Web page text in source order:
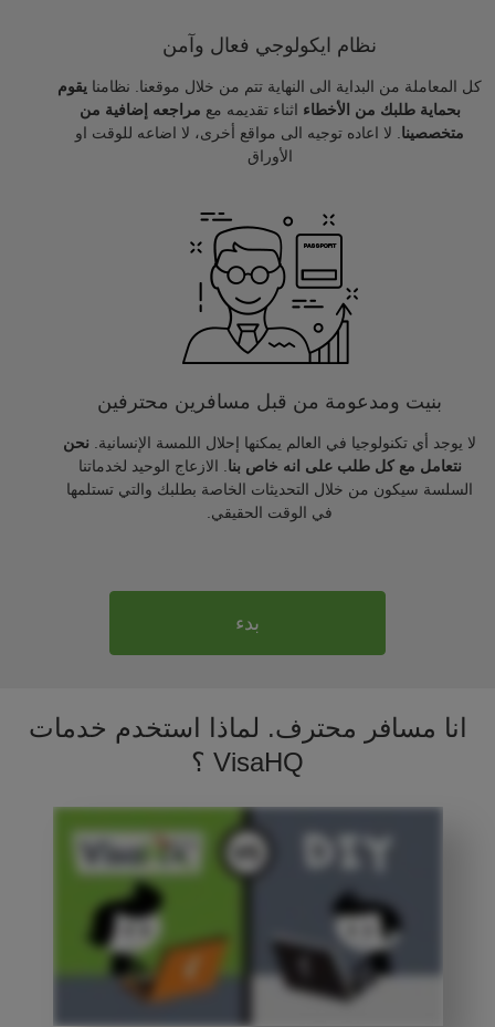
نظام ايكولوجي فعال وآمن
كل المعاملة من البداية الى النهاية تتم من خلال موقعنا. نظامنا يقوم
بحماية طلبك من الأخطاء اثناء تقديمه مع مراجعه إضافية من
متخصصينا . لا اعاده توجيه الى مواقع أخرى، لا اضاعه للوقت او
الأوراق
بنيت ومدعومة من قبل مسافرين محترفين
لا يوجد أي تكنولوجيا في العالم يمكنها إحلال اللمسة الإنسانية. نحن
نتعامل مع كل طلب على انه خاص بنا . الازعاج الوحيد لخدماتنا
السلسة سيكون من خلال التحديثات الخاصة بطلبك والتي تستلمها
في الوقت الحقيقي.
بدء
انا مسافر محترف. لماذا استخدم خدمات
VisaHQ ؟